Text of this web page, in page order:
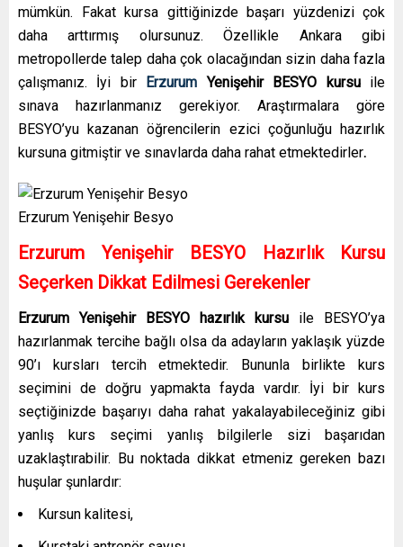
mümkün. Fakat kursa gittiğinizde başarı yüzdenizi çok
daha arttırmış olursunuz. Özellikle Ankara gibi
metropollerde talep daha çok olacağından sizin daha fazla
çalışmanız. İyi bir Erzurum Yenişehir BESYO kursu ile
sınava hazırlanmanız gerekiyor. Araştırmalara göre
BESYO’yu kazanan öğrencilerin ezici çoğunluğu hazırlık
kursuna gitmiştir ve sınavlarda daha rahat etmektedirler.
Erzurum Yenişehir Besyo
Erzurum Yenişehir BESYO Hazırlık Kursu
Seçerken Dikkat Edilmesi Gerekenler
Erzurum Yenişehir BESYO hazırlık kursu ile BESYO’ya
hazırlanmak tercihe bağlı olsa da adayların yaklaşık yüzde
90’ı kursları tercih etmektedir. Bununla birlikte kurs
seçimini de doğru yapmakta fayda vardır. İyi bir kurs
seçtiğinizde başarıyı daha rahat yakalayabileceğiniz gibi
yanlış kurs seçimi yanlış bilgilerle sizi başarıdan
uzaklaştırabilir. Bu noktada dikkat etmeniz gereken bazı
huşular şunlardır:
Kursun kalitesi,